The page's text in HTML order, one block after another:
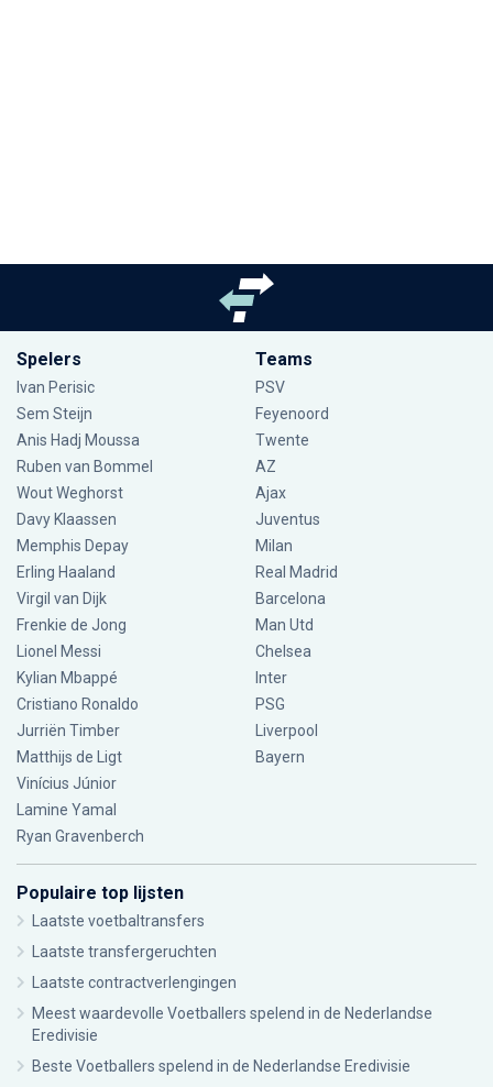
Spelers
Ivan Perisic
Sem Steijn
Anis Hadj Moussa
Ruben van Bommel
Wout Weghorst
Davy Klaassen
Memphis Depay
Erling Haaland
Virgil van Dijk
Frenkie de Jong
Lionel Messi
Kylian Mbappé
Cristiano Ronaldo
Jurriën Timber
Matthijs de Ligt
Vinícius Júnior
Lamine Yamal
Ryan Gravenberch
Teams
PSV
Feyenoord
Twente
AZ
Ajax
Juventus
Milan
Real Madrid
Barcelona
Man Utd
Chelsea
Inter
PSG
Liverpool
Bayern
Populaire top lijsten
Laatste voetbaltransfers
Laatste transfergeruchten
Laatste contractverlengingen
Meest waardevolle Voetballers spelend in de Nederlandse
Eredivisie
Beste Voetballers spelend in de Nederlandse Eredivisie